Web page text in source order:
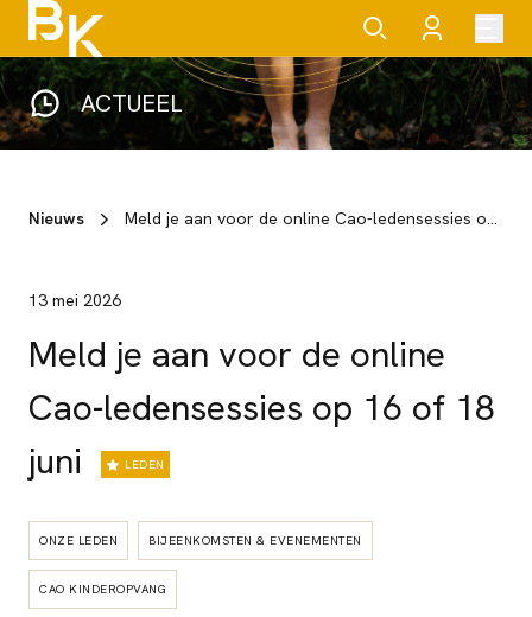
ACTUEEL
Nieuws Meld je aan voor de online Cao-ledensessies op 16 of 18 juni
13 mei 2026
Meld je aan voor de online
Cao-ledensessies op 16 of 18
juni
LEDEN
ONZE LEDEN BIJEENKOMSTEN & EVENEMENTEN
CAO KINDEROPVANG